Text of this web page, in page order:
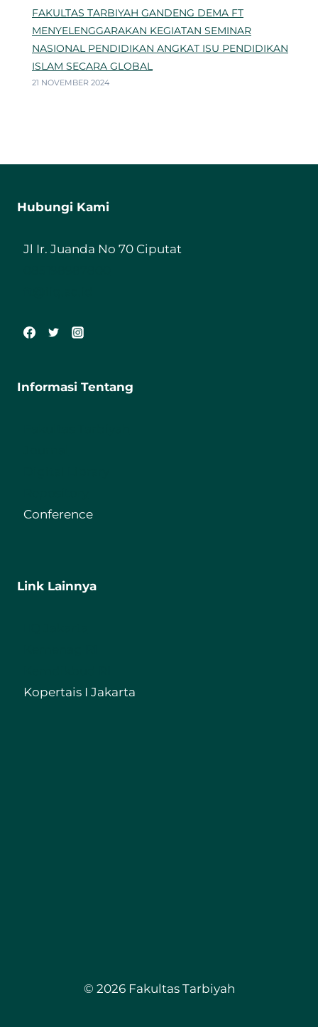
FAKULTAS TARBIYAH GANDENG DEMA FT
MENYELENGGARAKAN KEGIATAN SEMINAR
NASIONAL PENDIDIKAN ANGKAT ISU PENDIDIKAN
ISLAM SECARA GLOBAL
21 NOVEMBER 2024
Hubungi Kami
Jl Ir. Juanda No 70 Ciputat
Informasi Tentang
Conference
Link Lainnya
Kopertais I Jakarta
© 2026 Fakultas Tarbiyah